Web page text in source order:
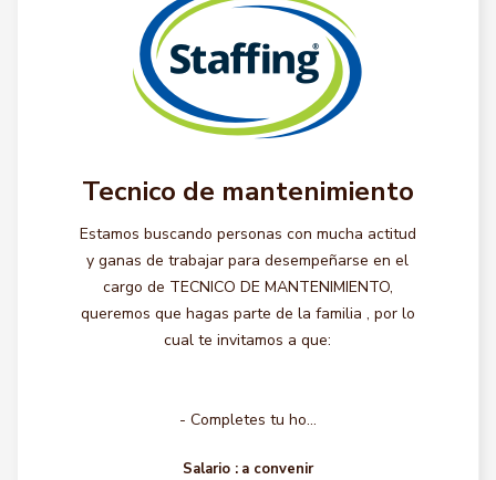
Tecnico de mantenimiento
Estamos buscando personas con mucha actitud
y ganas de trabajar para desempeñarse en el
cargo de TECNICO DE MANTENIMIENTO,
queremos que hagas parte de la familia , por lo
cual te invitamos a que:
- Completes tu ho...
Salario : a convenir